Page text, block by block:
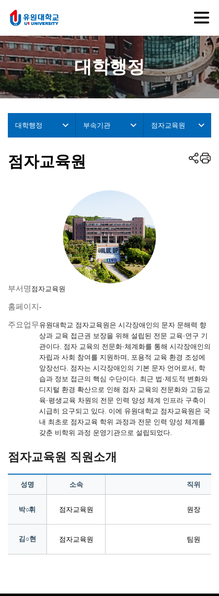
대학행정
대학행정 부속기관 점자교육원
점자교육원
부서명점자교육원
홈페이지 -
주요업무유원대학교 점자교육원은 시각장애인의 문자 문해력 향
상과 교육 접근권 보장을 위해 설립된 전문 교육·연구 기
관이다. 점자 교육의 전문화·체계화를 통해 시각장애인의
자립과 사회 참여를 지원하며, 포용적 교육 환경 조성에
앞장선다. 점자는 시각장애인의 기본 문자 언어로서, 학
습과 정보 접근의 핵심 수단이다. 최근 법·제도적 변화와
디지털 환경 확산으로 인해 점자 교육의 전문화와 고등교
육·평생교육 차원의 전문 인력 양성 체계 인프라 구축이
시급히 요구되고 있다. 이에 유원대학교 점자교육원은 국
내 최초로 점자교육 학위 과정과 전문 인력 양성 체계를
갖춘 비학위 과정 운영기관으로 설립되었다.
점자교육원 직원소개
성명 소속 직위
박○휘 점자교육원 원장
김○현 점자교육원 팀원